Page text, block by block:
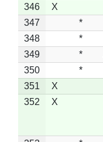
346
X
347
*
348
*
349
*
350
*
351
X
352
X